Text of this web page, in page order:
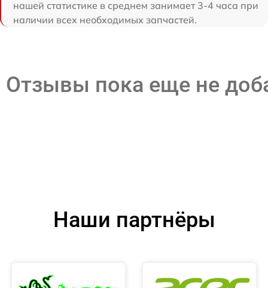
нашей статистике в среднем занимает 3-4 часа при
наличии всех необходимых запчастей.
Отзывы пока еще не
Наши партнёры